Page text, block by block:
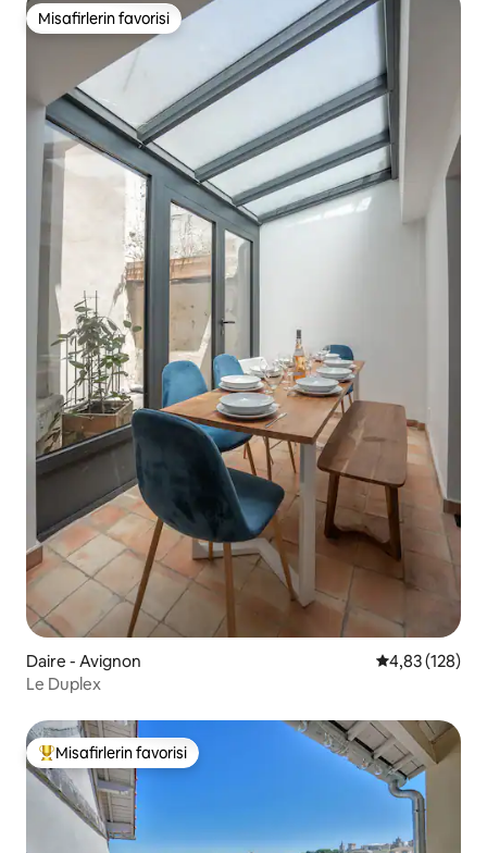
Misafirlerin favorisi
Misafirlerin favorisi
Daire - Avignon 5 üzerinden
4,83 (128)
Le Duplex
Misafirlerin favorilerinden en beğenilenler arasında
Misafirlerin favorisi